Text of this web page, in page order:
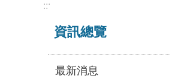
:::
資訊總覽
最新消息